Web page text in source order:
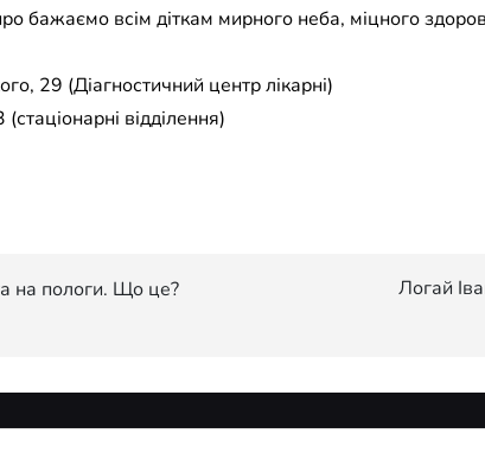
бажаємо всім діткам мирного неба, міцного
29 (Діагностичний центр лікарні)
відділення)
на пологи. Що це?
Логай